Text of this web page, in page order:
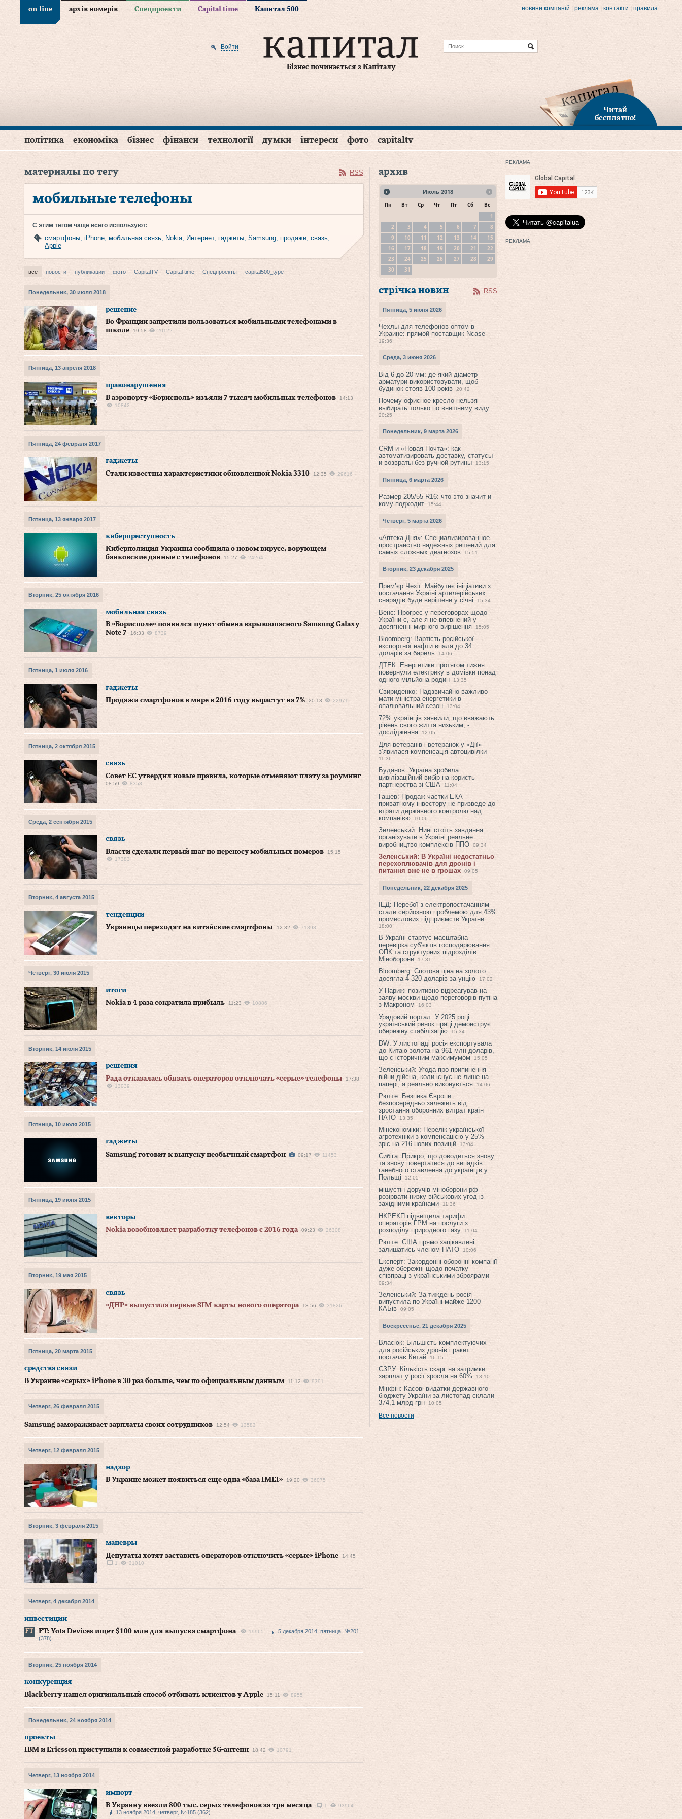
on-line архів номерів Спецпроекти Capital time Капитал 500 новини компаній реклама контакти правила
Бізнес починається з Капіталу
Войти
Читай
бесплатно!
політика економіка бізнес фінанси технології думки інтереси фото capitaltv
материалы по тегу RSS
мобильные телефоны
С этим тегом чаще всего используют:
смартфоны, iPhone, мобильная связь, Nokia, Интернет, гаджеты, Samsung, продажи, связь,
Apple
все новости публикации фото CapitalTV Capital time Спецпроекты capital500_type
Понедельник, 30 июля 2018
решение
Во Франции запретили пользоваться мобильными телефонами в
школе
19:58 20122
Пятница, 13 апреля 2018
правонарушения
В аэропорту «Борисполь» изъяли 7 тысяч мобильных телефонов
14:13
10842
Пятница, 24 февраля 2017
гаджеты
Стали известны характеристики обновленной Nokia 3310
12:35 29616
Пятница, 13 января 2017
киберпреступность
Киберполиция Украины сообщила о новом вирусе, ворующем
банковские данные с телефонов
15:27 24264
Вторник, 25 октября 2016
мобильная связь
В «Борисполе» появился пункт обмена взрывоопасного Samsung Galaxy
Note 7
16:33 8739
Пятница, 1 июля 2016
гаджеты
Продажи смартфонов в мире в 2016 году вырастут на 7%
20:13 22971
Пятница, 2 октября 2015
связь
Совет ЕС утвердил новые правила, которые отменяют плату за роуминг
08:59 8358
Среда, 2 сентября 2015
связь
Власти сделали первый шаг по переносу мобильных номеров
15:15
17383
Вторник, 4 августа 2015
тенденции
Украинцы переходят на китайские смартфоны
12:32 71398
Четверг, 30 июля 2015
итоги
Nokia в 4 раза сократила прибыль
11:23 10886
Вторник, 14 июля 2015
решения
Рада отказалась обязать операторов отключать «серые» телефоны
17:38
13039
Пятница, 10 июля 2015
гаджеты
Samsung готовит к выпуску необычный смартфон
09:17 11453
Пятница, 19 июня 2015
векторы
Nokia возобновляет разработку телефонов с 2016 года
09:23 26308
Вторник, 19 мая 2015
связь
«ДНР» выпустила первые SIM-карты нового оператора
13:56 31826
Пятница, 20 марта 2015
средства связи
В Украине «серых» iPhone в 30 раз больше, чем по официальным данным
11:12 9391
Четверг, 26 февраля 2015
Samsung замораживает зарплаты своих сотрудников 12:54 13583
Четверг, 12 февраля 2015
надзор
В Украине может появиться еще одна «база IMEI»
19:20 36075
Вторник, 3 февраля 2015
маневры
Депутаты хотят заставить операторов отключить «серые» iPhone
14:45
1
31010
Четверг, 4 декабря 2014
инвестиции
FT: Yota Devices ищет $100 млн для выпуска смартфона
19965
5 декабря 2014, пятница, №201
(378)
Вторник, 25 ноября 2014
конкуренция
Blackberry нашел оригинальный способ отбивать клиентов у Apple
15:11 8955
Понедельник, 24 ноября 2014
проекты
IBM и Ericsson приступили к совместной разработке 5G-антенн
18:42 10791
Четверг, 13 ноября 2014
импорт
В Украину ввезли 800 тыс. серых телефонов за три месяца
1 93964
13 ноября 2014, четверг, №185 (362)
архив
Июль 2018
Пн Вт Ср Чт Пт Сб
Вс
1
2
3 4 5 6 7
8
9
10 11 12 13 14
15
16
17 18 19 20 21
22
23
24 25 26 27 28
29
30
31
стрічка новин RSS
Пятница, 5 июня 2026
Чехлы для телефонов оптом в
Украине: прямой поставщик Ncase
19:36
Среда, 3 июня 2026
Від 6 до 20 мм: де який діаметр
арматури використовувати, щоб
будинок стояв 100 років
20:42
Почему офисное кресло нельзя
выбирать только по внешнему виду
20:25
Понедельник, 9 марта 2026
CRM и «Новая Почта»: как
автоматизировать доставку, статусы
и возвраты без ручной рутины
13:15
Пятница, 6 марта 2026
Размер 205/55 R16: что это значит и
кому подходит
15:44
Четверг, 5 марта 2026
«Аптека Дня»: Специализированное
пространство надежных решений для
самых сложных диагнозов
15:51
Вторник, 23 декабря 2025
Прем’єр Чехії: Майбутнє ініціативи з
постачання Україні артилерійських
снарядів буде вирішене у січні
15:34
Венс: Прогрес у переговорах щодо
України є, але я не впевнений у
досягненні мирного вирішення
15:05
Bloomberg: Вартість російської
експортної нафти впала до 34
доларів за барель
14:06
ДТЕК: Енергетики протягом тижня
повернули електрику в домівки понад
одного мільйона родин
13:35
Свириденко: Надзвичайно важливо
мати міністра енергетики в
опалювальний сезон
13:04
72% українців заявили, що вважають
рівень свого життя низьким, -
дослідження
12:05
Для ветеранів і ветеранок у «Дії»
з’явилася компенсація автоцивілки
11:36
Буданов: Україна зробила
цивілізаційний вибір на користь
партнерства зі США
11:04
Гашев: Продаж частки ЕКА
приватному інвестору не призведе до
втрати державного контролю над
компанією
10:06
Зеленський: Нині стоїть завдання
організувати в Україні реальне
виробництво комплексів ППО
09:34
Зеленський: В Україні недостатньо
перехоплювачів для дронів і
питання вже не в грошах
09:05
Понедельник, 22 декабря 2025
ІЕД: Перебої з електропостачанням
стали серйозною проблемою для 43%
промислових підприємств України
18:00
В Україні стартує масштабна
перевірка суб’єктів господарювання
ОПК та структурних підрозділів
Міноборони
17:31
Bloomberg: Спотова ціна на золото
досягла 4 320 доларів за унцію
17:02
У Парижі позитивно відреагував на
заяву москви щодо переговорів путіна
з Макроном
16:03
Урядовий портал: У 2025 році
український ринок праці демонструє
обережну стабілізацію
15:34
DW: У листопаді росія експортувала
до Китаю золота на 961 млн доларів,
що є історичним максимумом
15:05
Зеленський: Угода про припинення
війни дійсна, коли існує не лише на
папері, а реально виконується
14:06
Рютте: Безпека Європи
безпосередньо залежить від
зростання оборонних витрат країн
НАТО
13:35
Мінекономіки: Перелік української
агротехніки з компенсацією у 25%
зріс на 216 нових позицій
13:04
Сибіга: Прикро, що доводиться знову
та знову повертатися до випадків
ганебного ставлення до українців у
Польщі
12:05
мішустін доручів міноборони рф
розірвати низку військових угод із
західними країнами
11:36
НКРЕКП підвищила тарифи
операторів ГРМ на послуги з
розподілу природного газу
11:04
Рютте: США прямо зацікавлені
залишатись членом НАТО
10:06
Експерт: Закордонні оборонні компанії
дуже обережні щодо початку
співпраці з українськими зброярами
09:34
Зеленський: За тиждень росія
випустила по Україні майже 1200
КАБів
09:05
Воскресенье, 21 декабря 2025
Власюк: Більшість комплектуючих
для російських дронів і ракет
постачає Китай
16:15
СЗРУ: Кількість скарг на затримки
зарплат у росії зросла на 60%
13:10
Мінфін: Касові видатки державного
бюджету України за листопад склали
374,1 млрд грн
10:05
Все новости
РЕКЛАМА
РЕКЛАМА